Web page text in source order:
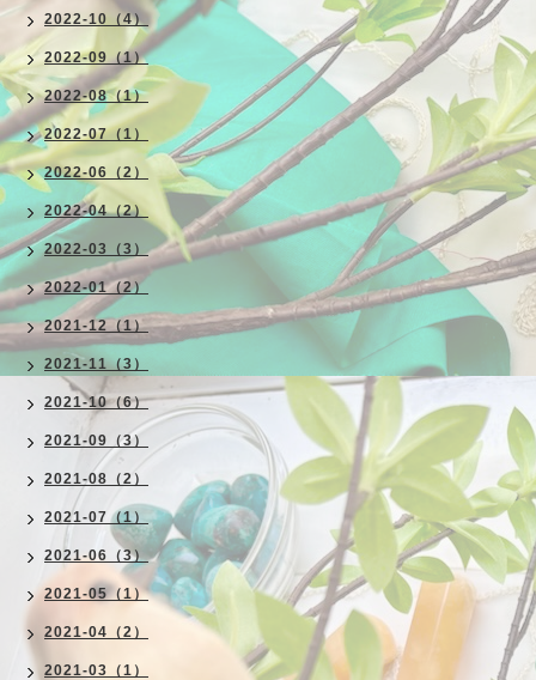
2022-10（4）
2022-09（1）
2022-08（1）
2022-07（1）
2022-06（2）
2022-04（2）
2022-03（3）
2022-01（2）
2021-12（1）
2021-11（3）
2021-10（6）
2021-09（3）
2021-08（2）
2021-07（1）
2021-06（3）
2021-05（1）
2021-04（2）
2021-03（1）